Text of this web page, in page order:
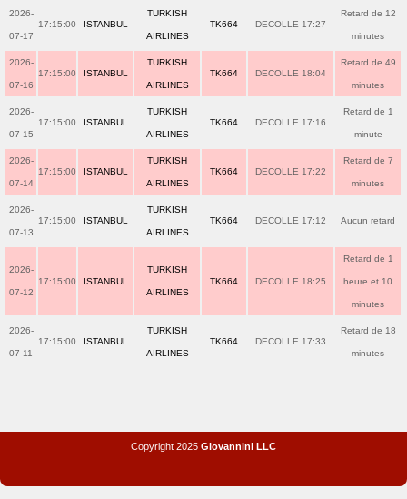
2026-
07-17
17:15:00 ISTANBUL
TURKISH
AIRLINES
TK664 DECOLLE 17:27
Retard de 12
minutes
2026-
07-16
17:15:00 ISTANBUL
TURKISH
AIRLINES
TK664 DECOLLE 18:04
Retard de 49
minutes
2026-
07-15
17:15:00 ISTANBUL
TURKISH
AIRLINES
TK664 DECOLLE 17:16
Retard de 1
minute
2026-
07-14
17:15:00 ISTANBUL
TURKISH
AIRLINES
TK664 DECOLLE 17:22
Retard de 7
minutes
2026-
07-13
17:15:00 ISTANBUL
TURKISH
AIRLINES
TK664 DECOLLE 17:12 Aucun retard
2026-
07-12
17:15:00 ISTANBUL
TURKISH
AIRLINES
TK664 DECOLLE 18:25
Retard de 1
heure et 10
minutes
2026-
07-11
17:15:00 ISTANBUL
TURKISH
AIRLINES
TK664 DECOLLE 17:33
Retard de 18
minutes
Copyright 2025 Giovannini LLC